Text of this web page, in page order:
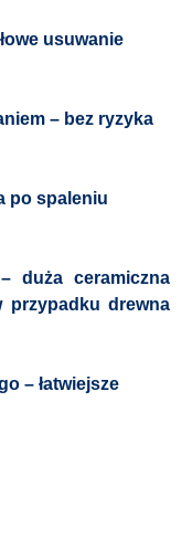
usuwanie
– bez ryzyka
po spaleniu
– duża ceramiczna
przypadku drewna
– łatwiejsze